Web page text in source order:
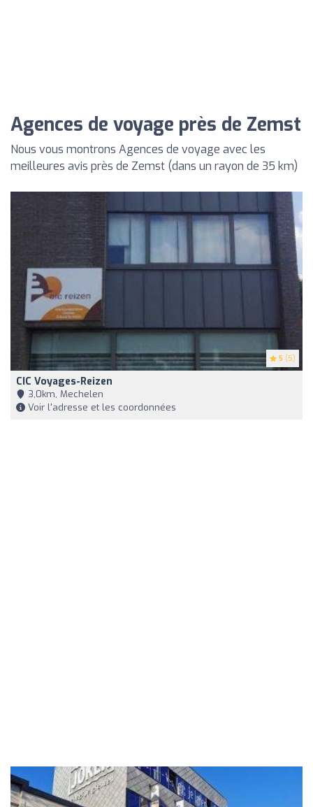
Agences de voyage près de Zemst
Nous vous montrons Agences de voyage avec les
meilleures avis près de Zemst (dans un rayon de 35 km)
5 (5)
CIC Voyages-Reizen
3,0km, Mechelen
Voir l'adresse et les coordonnées